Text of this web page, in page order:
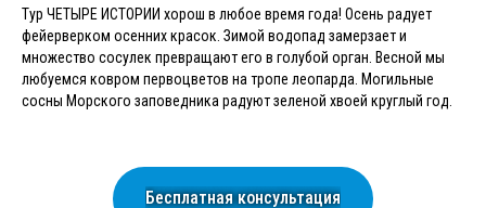
Тур ЧЕТЫРЕ ИСТОРИИ хорош в любое время года! Осень радует
фейерверком осенних красок. Зимой водопад замерзает и
множество сосулек превращают его в голубой орган. Весной мы
любуемся ковром первоцветов на тропе леопарда. Могильные
сосны Морского заповедника радуют зеленой хвоей круглый год.
Бесплатная консультация